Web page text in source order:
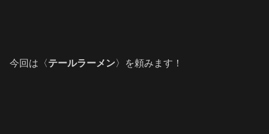
今回は〈テールラーメン〉を頼みます！